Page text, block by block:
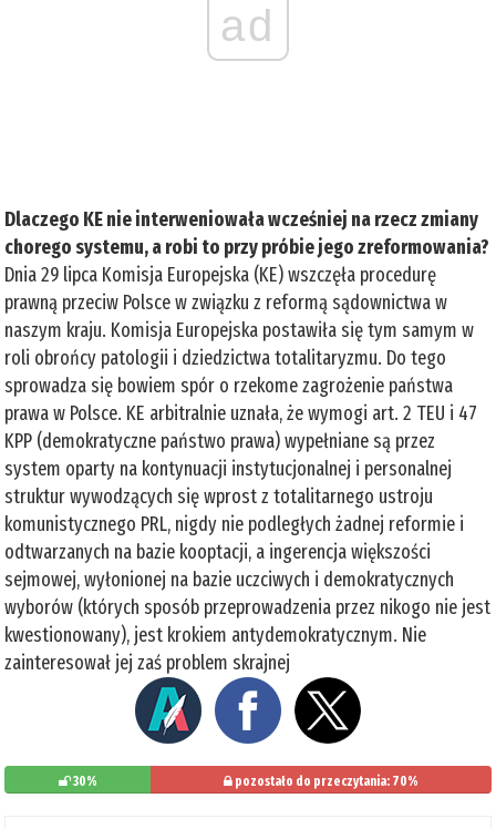
ad
Dlaczego KE nie interweniowała wcześniej na rzecz zmiany
chorego systemu, a robi to przy próbie jego zreformowania?
Dnia 29 lipca Komisja Europejska (KE) wszczęła procedurę
prawną przeciw Polsce w związku z reformą sądownictwa w
naszym kraju. Komisja Europejska postawiła się tym samym w
roli obrońcy patologii i dziedzictwa totalitaryzmu. Do tego
sprowadza się bowiem spór o rzekome zagrożenie państwa
prawa w Polsce. KE arbitralnie uznała, że wymogi art. 2 TEU i 47
KPP (demokratyczne państwo prawa) wypełniane są przez
system oparty na kontynuacji instytucjonalnej i personalnej
struktur wywodzących się wprost z totalitarnego ustroju
komunistycznego PRL, nigdy nie podległych żadnej reformie i
odtwarzanych na bazie kooptacji, a ingerencja większości
sejmowej, wyłonionej na bazie uczciwych i demokratycznych
wyborów (których sposób przeprowadzenia przez nikogo nie jest
kwestionowany), jest krokiem antydemokratycznym. Nie
zainteresował jej zaś problem skrajnej
30% pozostało do przeczytania: 70%